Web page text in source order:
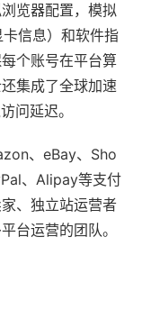
览器配置，模拟
信息）和软件指
个账号在平台算
集成了全球加速
问延迟。
、eBay、Sho
、Alipay等支付
、独立站运营者
台运营的团队。